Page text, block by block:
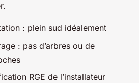
: plein sud idéalement
: pas d’arbres ou de
RGE de l’installateur